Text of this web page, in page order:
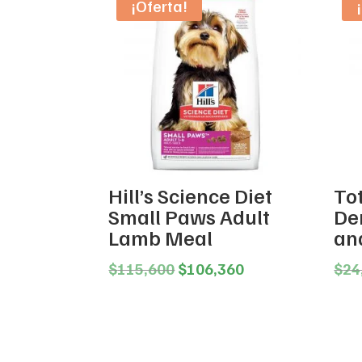
¡Oferta!
Hill’s Science Diet
Small Paws Adult
Lamb Meal
$115,600Original
$106,360Current
$